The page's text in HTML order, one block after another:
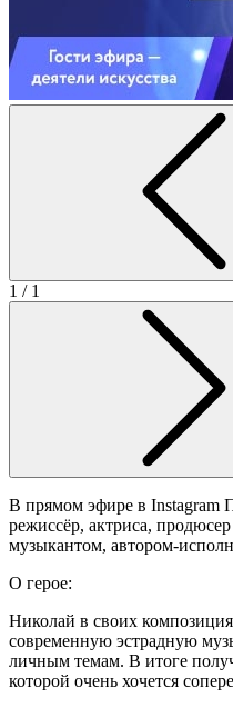
1 / 1
В прямом эфире в Instagram
режиссёр, актриса,
музыкантом, автором-
О герое:
Николай в своих
современную эстрадную
личным темам. В итоге
которой очень хочется